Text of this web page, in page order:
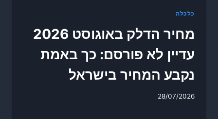
כלכלה
מחיר הדלק באוגוסט 2026
עדיין לא פורסם: כך באמת
נקבע המחיר בישראל
28/07/2026